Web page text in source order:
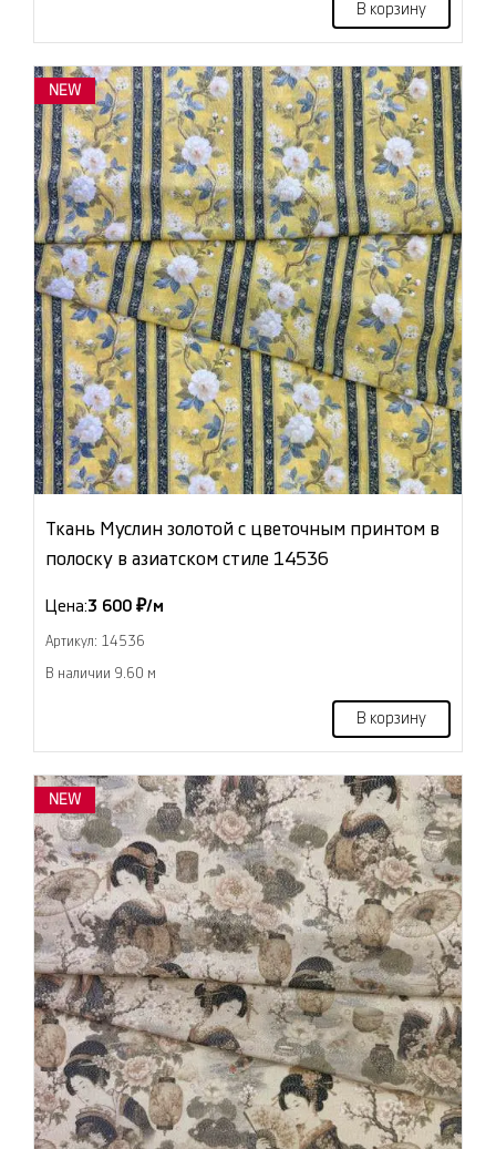
В корзину
NEW
Ткань Муслин золотой с цветочным принтом в
полоску в азиатском стиле 14536
Цена:3 600 ₽/м
Артикул: 14536
В наличии 9.60 м
В корзину
NEW